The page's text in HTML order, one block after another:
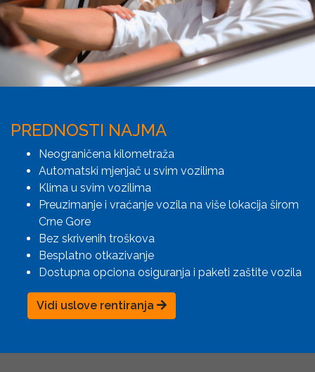
PREDNOSTI NAJMA
Neograničena kilometraža
Automatski mjenjač u svim vozilima
Klima u svim vozilima
Preuzimanje i vraćanje vozila na više lokacija širom
Crne Gore
Bez skrivenih troškova
Besplatno otkazivanje
Dostupna opciona osiguranja i paketi zaštite vozila
Vidi uslove rentiranja